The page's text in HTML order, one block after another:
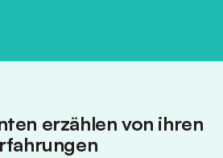
erzählen von ihren